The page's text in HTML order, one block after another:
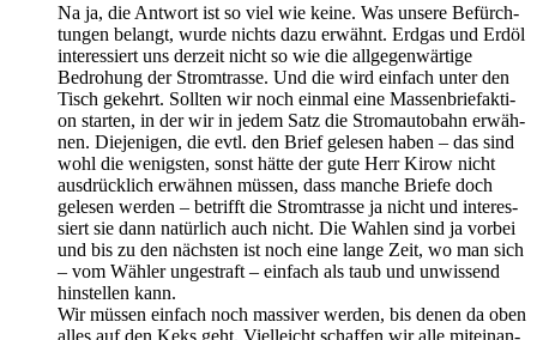
Na ja, die Ant­wort ist so viel wie kei­ne. Was unse­re Befürch­
tun­gen belangt, wur­de nichts dazu erwähnt. Erd­gas und Erd­öl
inter­es­siert uns der­zeit nicht so wie die all­ge­gen­wär­ti­ge
Bedro­hung der Strom­tras­se. Und die wird ein­fach unter den
Tisch gekehrt. Soll­ten wir noch ein­mal eine Mas­sen­brief­ak­ti­
on star­ten, in der wir in jedem Satz die Strom­au­to­bahn erwäh­
nen. Die­je­ni­gen, die evtl. den Brief gele­sen haben – das sind
wohl die wenigs­ten, sonst hät­te der gute Herr Kirow nicht
aus­drück­lich erwäh­nen müs­sen, dass man­che Brie­fe doch
gele­sen wer­den – betrifft die Strom­tras­se ja nicht und inter­es­
siert sie dann natür­lich auch nicht. Die Wah­len sind ja vor­bei
und bis zu den nächs­ten ist noch eine lan­ge Zeit, wo man sich
– vom Wäh­ler unge­straft – ein­fach als taub und unwis­send
hin­stel­len kann.
Wir müs­sen ein­fach noch mas­si­ver wer­den, bis denen da oben
alles auf den Keks geht. Viel­leicht schaf­fen wir alle mit­ein­an­